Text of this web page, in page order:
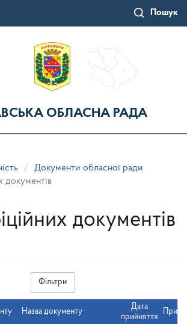
Пошук
ОБЛАСНА РАДА
Документи обласної ради
документів
документів
Фільтри
Назва документу
Дата
прийняття